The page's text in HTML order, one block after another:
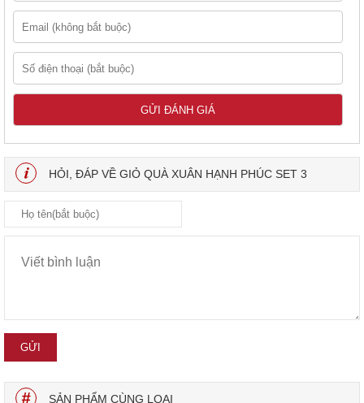
HỎI, ĐÁP VỀ GIỎ QUÀ XUÂN HẠNH PHÚC SET 3
SẢN PHẨM CÙNG LOẠI